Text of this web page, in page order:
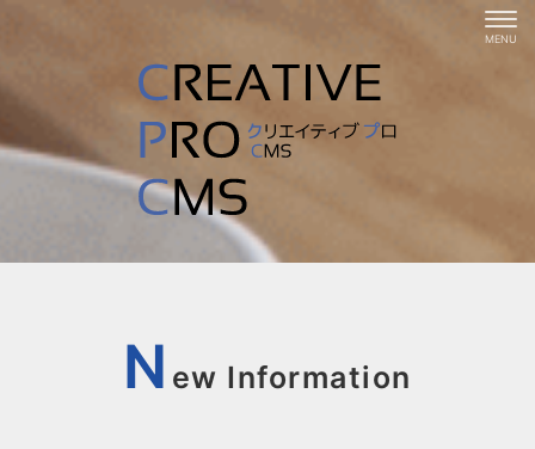
N ew Information